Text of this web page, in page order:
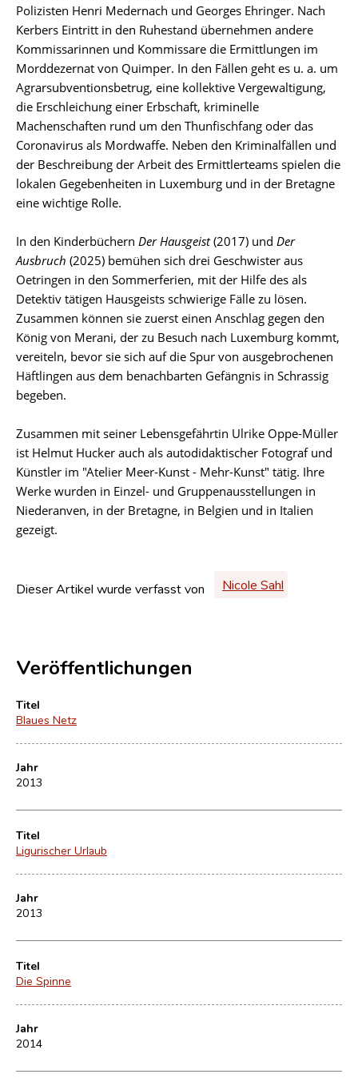
Polizisten Henri Medernach und Georges Ehringer. Nach
Kerbers Eintritt in den Ruhestand übernehmen andere
Kommissarinnen und Kommissare die Ermittlungen im
Morddezernat von Quimper. In den Fällen geht es u. a. um
Agrarsubventionsbetrug, eine kollektive Vergewaltigung,
die Erschleichung einer Erbschaft, kriminelle
Machenschaften rund um den Thunfischfang oder das
Coronavirus als Mordwaffe. Neben den Kriminalfällen und
der Beschreibung der Arbeit des Ermittlerteams spielen die
lokalen Gegebenheiten in Luxemburg und in der Bretagne
eine wichtige Rolle.
In den Kinderbüchern Der Hausgeist(2017) und Der
Ausbruch (2025) bemühen sich drei Geschwister aus
Oetringen in den Sommerferien, mit der Hilfe des als
Detektiv tätigen Hausgeists schwierige Fälle zu lösen.
Zusammen können sie zuerst einen Anschlag gegen den
König von Merani, der zu Besuch nach Luxemburg kommt,
vereiteln, bevor sie sich auf die Spur von ausgebrochenen
Häftlingen aus dem benachbarten Gefängnis in Schrassig
begeben.
Zusammen mit seiner Lebensgefährtin Ulrike Oppe-Müller
ist Helmut Hucker auch als autodidaktischer Fotograf und
Künstler im "Atelier Meer-Kunst - Mehr-Kunst" tätig. Ihre
Werke wurden in Einzel- und Gruppenausstellungen in
Niederanven, in der Bretagne, in Belgien und in Italien
gezeigt.
Dieser Artikel wurde verfasst von Nicole Sahl
Veröffentlichungen
Titel
Blaues Netz
Jahr
2013
Titel
Ligurischer Urlaub
Jahr
2013
Titel
Die Spinne
Jahr
2014